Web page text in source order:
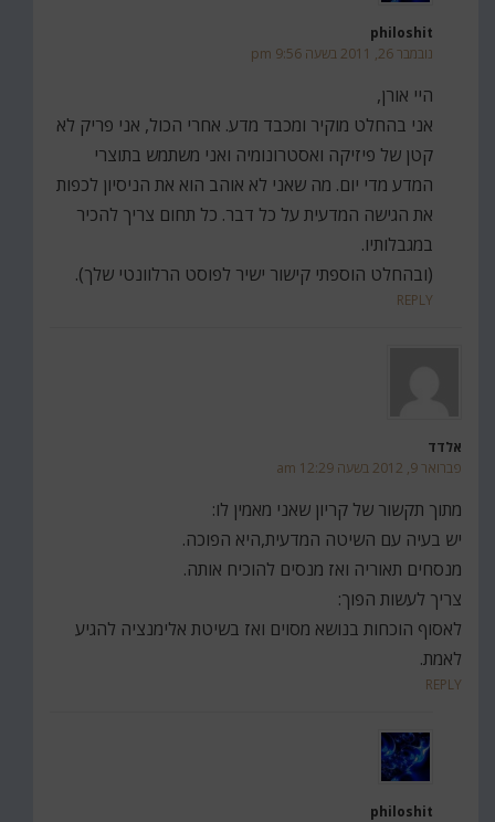
philoshit
נובמבר 26, 2011 בשעה 9:56 pm
היי אורן,
אני בהחלט מוקיר ומכבד מדע. אחרי הכול, אני פריק לא
קטן של פיזיקה ואסטרונומיה ואני משתמש בתוצרי
המדע מדי יום. מה שאני לא אוהב הוא את הניסיון לכפות
את הגישה המדעית על כל דבר. כל תחום צריך להכיר
במגבלותיו.
(ובהחלט הוספתי קישור ישיר לפוסט הרלוונטי שלך).
REPLY
אלדד
פברואר 9, 2012 בשעה 12:29 am
מתוך תקשור של קריון שאני מאמין לו:
יש בעיה עם השיטה המדעית,היא הפוכה.
מנסחים תאוריה ואז מנסים להוכיח אותה.
צריך לעשות הפוך:
לאסוף הוכחות בנושא מסוים ואז בשיטת אלימנציה להגיע
לאמת.
REPLY
philoshit